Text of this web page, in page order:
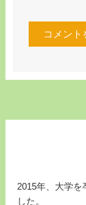
2015年、大学を
した。